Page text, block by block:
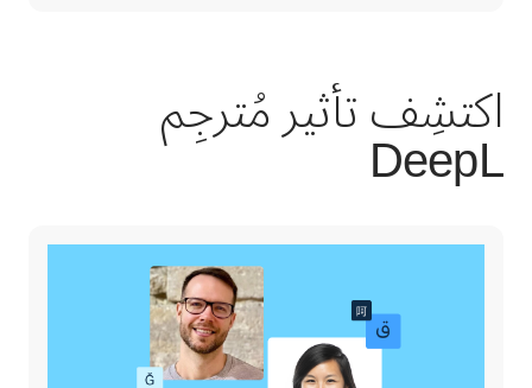
اكتشِف تأثير مُترجِم
DeepL